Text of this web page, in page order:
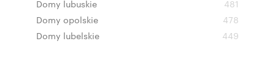
Domy lubuskie
481
Domy opolskie
478
Domy lubelskie
449